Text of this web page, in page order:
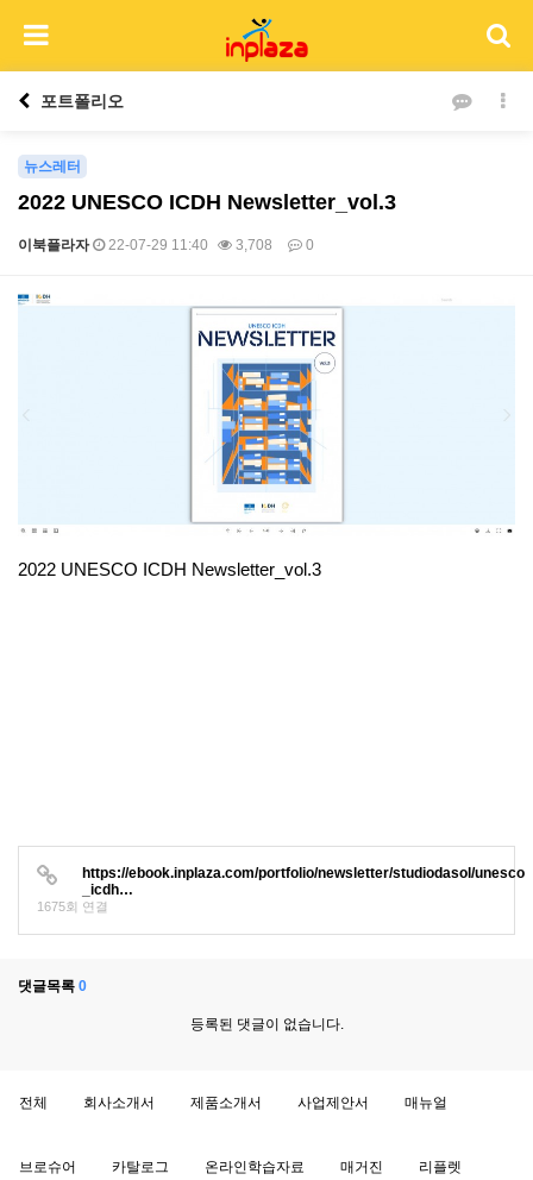
포트폴리오
뉴스레터
2022 UNESCO ICDH Newsletter_vol.3
이북플라자 22-07-29 11:40 3,708 0
본문
2022 UNESCO ICDH Newsletter_vol.3
https://ebook.inplaza.com/portfolio/newsletter/studiodasol/unesco
_icdh…
1675회 연결
댓글목록 0
등록된 댓글이 없습니다.
전체 회사소개서 제품소개서 사업제안서 매뉴얼
브로슈어 카탈로그 온라인학습자료 매거진 리플렛